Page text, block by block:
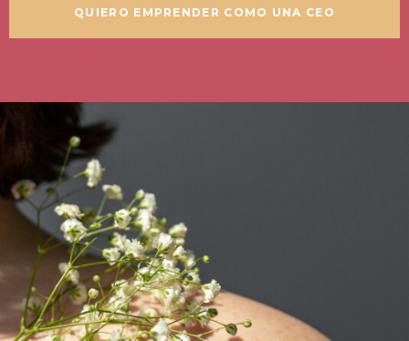
QUIERO EMPRENDER COMO UNA CEO